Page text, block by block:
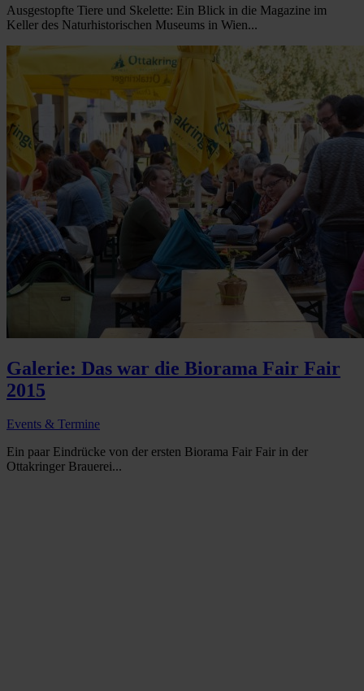
Ausgestopfte Tiere und Skelette: Ein Blick in die Magazine im
Keller des Naturhistorischen Museums in Wien...
Galerie: Das war die Biorama Fair Fair
2015
Events & Termine
Ein paar Eindrücke von der ersten Biorama Fair Fair in der
Ottakringer Brauerei...